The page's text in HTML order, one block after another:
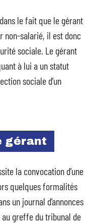
le fait que le gérant
non-salarié, il est donc
sociale. Le gérant
à lui a un statut
sociale d’un
gérant
la convocation d’une
quelques formalités
un journal d’annonces
au greffe du tribunal de